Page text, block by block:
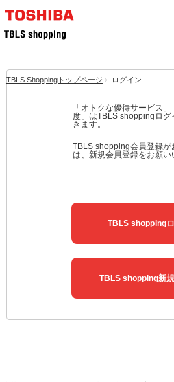
TBLS Shoppingトップページ › ログイン
「オトクな優待サービス」
度」はTBLS shoppingログ
きます。
TBLS shopping会員登録が
は、新規会員登録をお願い
TBLS shopping
TBLS shopping新